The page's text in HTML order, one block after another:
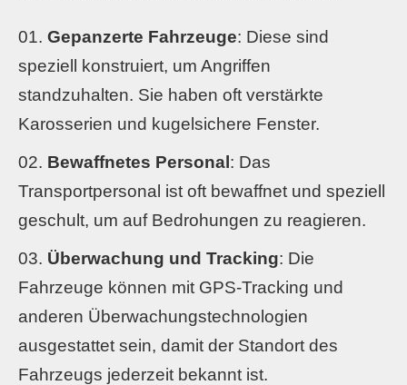
Gepanzerte Fahrzeuge: Diese sind
speziell konstruiert, um Angriffen
standzuhalten. Sie haben oft verstärkte
Karosserien und kugelsichere Fenster.
Bewaffnetes Personal: Das
Transportpersonal ist oft bewaffnet und speziell
geschult, um auf Bedrohungen zu reagieren.
Überwachung und Tracking: Die
Fahrzeuge können mit GPS-Tracking und
anderen Überwachungstechnologien
ausgestattet sein, damit der Standort des
Fahrzeugs jederzeit bekannt ist.